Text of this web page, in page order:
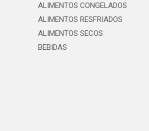
ALIMENTOS CONGELADOS
ALIMENTOS RESFRIADOS
ALIMENTOS SECOS
BEBIDAS